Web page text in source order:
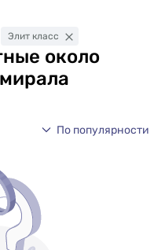
Элит класс
около
По популярности